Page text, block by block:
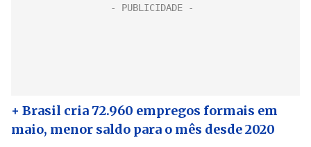
+ Brasil cria 72.960 empregos formais em
maio, menor saldo para o mês desde 2020